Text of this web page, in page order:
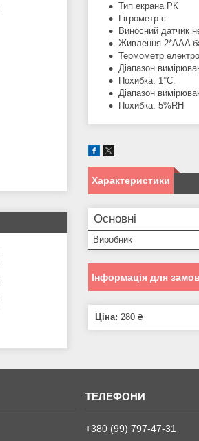
Тип екрана РК
Гігрометр є
Виносний датчик
Живлення 2*AAA
Термометр
Діапазон
Похибка: 1°C.
Діапазон
Похибка: 5%RH
Характеристики
Основні
Виробник
Інформація для
Ціна: 280 ₴
+380 (99) 797-47-31